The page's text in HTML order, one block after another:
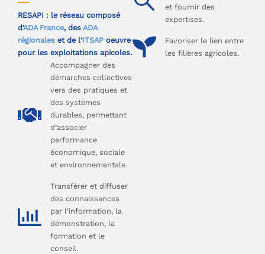
RESAPI : le réseau composé
d’ADA France, des ADA
régionales et de l’ITSAP oeuvre
pour les exploitations apicoles.
Accompagner des
démarches collectives
vers des pratiques et
des systèmes
durables, permettant
d’associer
performance
économique, sociale
et environnementale.
Transférer et diffuser
des connaissances
par l’information, la
démonstration, la
formation et le
conseil.
et fournir des
expertises.
Favoriser le lien entre
les filières agricoles.